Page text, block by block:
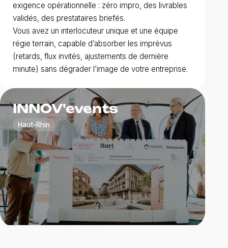
exigence opérationnelle : zéro impro, des livrables
validés, des prestataires briefés.
Vous avez un interlocuteur unique et une équipe
régie terrain, capable d’absorber les imprévus
(retards, flux invités, ajustements de dernière
minute) sans dégrader l’image de votre entreprise.
INNOV'events
Haut-Rhin
Téléchargez notre catalogue